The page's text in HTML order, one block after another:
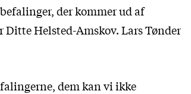
der kommer ud af
Helsted-Amskov. Lars Tønder
dem kan vi ikke